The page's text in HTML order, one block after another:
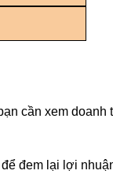
cần xem doanh
đem lại lợi